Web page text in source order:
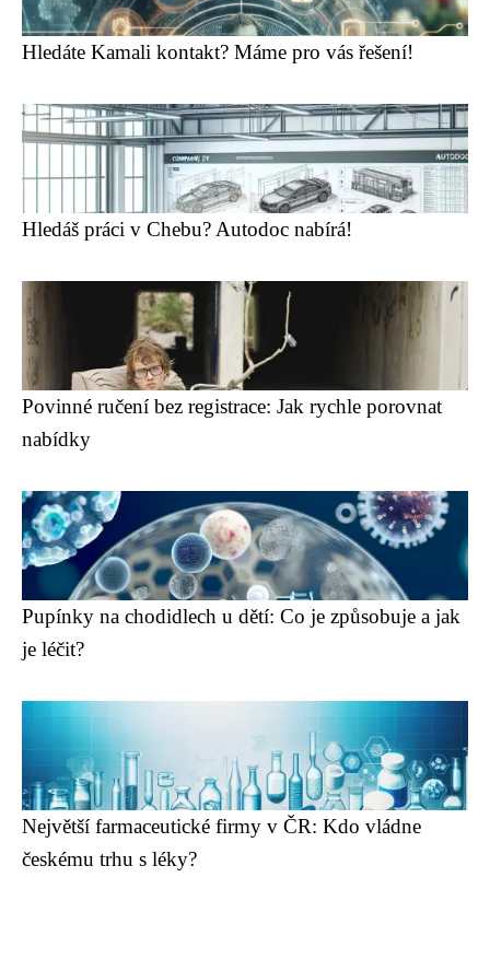
Hledáte Kamali kontakt? Máme pro vás řešení!
Hledáš práci v Chebu? Autodoc nabírá!
Povinné ručení bez registrace: Jak rychle porovnat
nabídky
Pupínky na chodidlech u dětí: Co je způsobuje a jak
je léčit?
Největší farmaceutické firmy v ČR: Kdo vládne
českému trhu s léky?